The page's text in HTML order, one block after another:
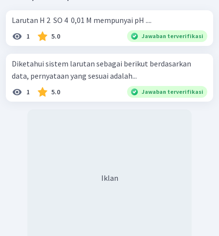
Larutan H 2 ​ SO 4 ​ 0,01 M mempunyai pH ....
1 5.0 Jawaban terverifikasi
Diketahui sistem larutan sebagai berikut berdasarkan
data, pernyataan yang sesuai adalah...
1 5.0 Jawaban terverifikasi
Iklan